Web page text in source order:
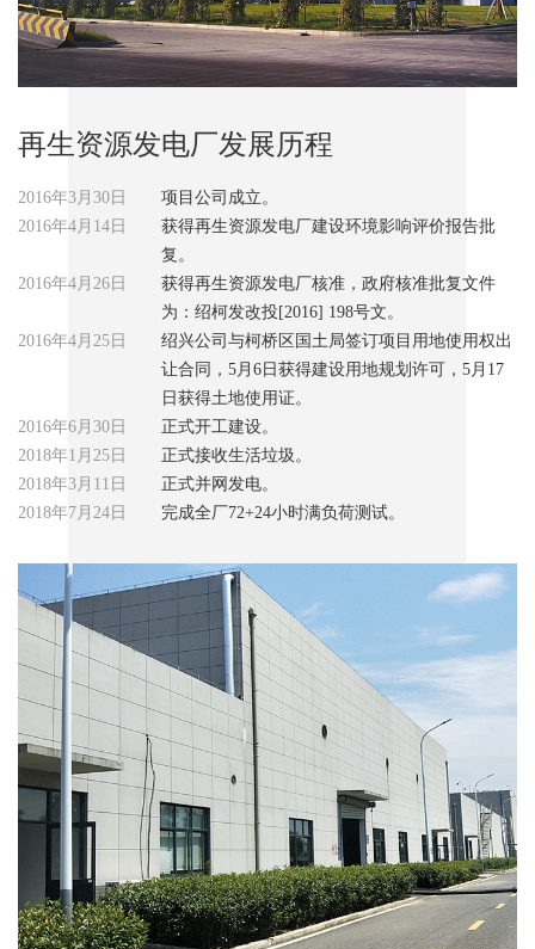
再生资源发电厂发展历程
2016年3月30日
项目公司成立。
2016年4月14日
获得再生资源发电厂建设环境影响评价报告批
复。
2016年4月26日
获得再生资源发电厂核准，政府核准批复文件
为：绍柯发改投[2016] 198号文。
2016年4月25日
绍兴公司与柯桥区国土局签订项目用地使用权出
让合同，5月6日获得建设用地规划许可，5月17
日获得土地使用证。
2016年6月30日
正式开工建设。
2018年1月25日
正式接收生活垃圾。
2018年3月11日
正式并网发电。
2018年7月24日
完成全厂72+24小时满负荷测试。